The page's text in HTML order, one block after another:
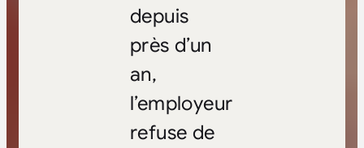
depuis
près d’un
an,
l’employeur
refuse de